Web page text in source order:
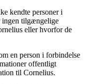
kendte personer i
ingen tilgængelige
eller hvorfor de
en person i forbindelse
offentligt
til Cornelius.